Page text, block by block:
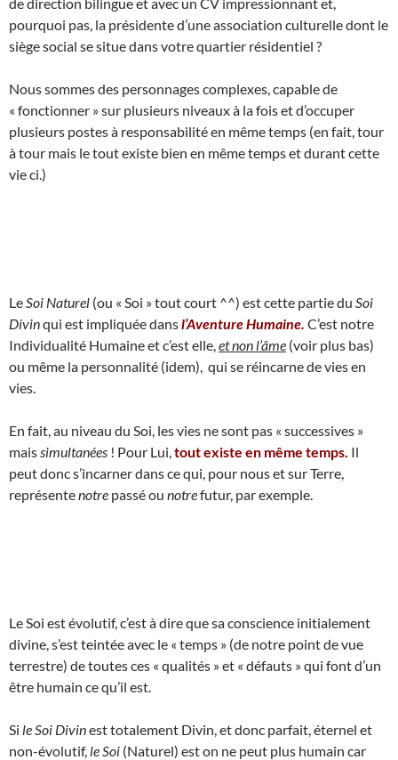
pourquoi pas, la présidente d’une association culturelle dont le
siège social se situe dans votre quartier résidentiel ?
Nous sommes des personnages complexes, capable de
« fonctionner » sur plusieurs niveaux à la fois et d’occuper
plusieurs postes à responsabilité en même temps (en fait, tour
à tour mais le tout existe bien en même temps et durant cette
vie ci.)
Le Soi Naturel (ou « Soi » tout court ^^) est cette partie du Soi
Divinqui est impliquée dansl’Aventure Humaine. C’est notre
Individualité Humaine et c’est elle, et non l’âme (voir plus bas)
ou même la personnalité (idem), qui se réincarne de vies en
vies.
En fait, au niveau du Soi, les vies ne sont pas « successives »
mais simultanées ! Pour Lui, tout existe en même temps. Il
peut donc s’incarner dans ce qui, pour nous et sur Terre,
représentenotre passé ou notrefutur, par exemple.
Le Soi est évolutif, c’est à dire que sa conscience initialement
divine, s’est teintée avec le « temps » (de notre point de vue
terrestre) de toutes ces « qualités » et « défauts » qui font d’un
être humain ce qu’il est.
Si le Soi Divinest totalement Divin, et donc parfait, éternel et
non-évolutif, le Soi (Naturel) est on ne peut plus humain car